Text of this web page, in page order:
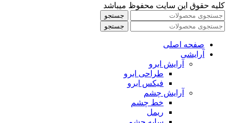
کلیه حقوق این سایت محفوظ میباشد
جستجو
جستجو
صفحه اصلی
آرایشی
آرايش ابرو
طراحی ابرو
فیکس ابرو
آرايش چشم
خط چشم
ريمل